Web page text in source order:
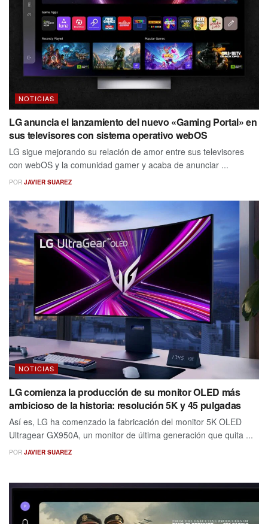
NOTICIAS
LG anuncia el lanzamiento del nuevo «Gaming Portal» en
sus televisores con sistema operativo webOS
LG sigue mejorando su relación de amor entre sus televisores
con webOS y la comunidad gamer y acaba de anunciar ...
POR JAVIER SUAREZ
NOTICIAS
LG comienza la producción de su monitor OLED más
ambicioso de la historia: resolución 5K y 45 pulgadas
Así es, LG ha comenzado la fabricación del monitor 5K OLED
Ultragear GX950A, un monitor de última generación que quita ...
POR JAVIER SUAREZ